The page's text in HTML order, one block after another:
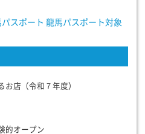
スポート 龍馬パスポート対象
お店（令和７年度）
的オープン